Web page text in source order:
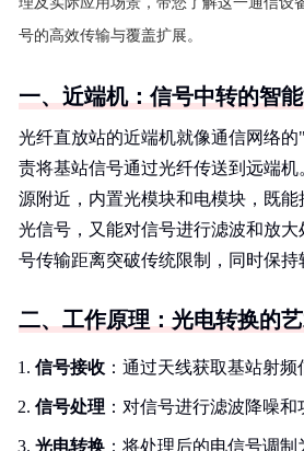
号的高效传输与覆盖扩展。
一、近端机：信号中转的智
光纤直放站的近端机就像通信网络
责将基站信号通过光纤传送到远端
源附近，内置光模块和电模块，既
光信号，又能对信号进行滤波和放
号传输距离突破传统限制，同时保持
二、工作原理：光电转换的
信号接收 ：通过天线获取基站射频
信号处理 ：对信号进行滤波降噪和
光电转换 ：将处理后的电信号调制